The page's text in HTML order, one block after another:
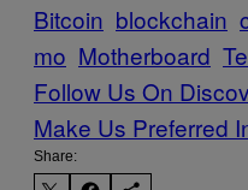
Bitcoin blockchain
mo Motherboard
Follow Us On
Make Us Preferred
Share: